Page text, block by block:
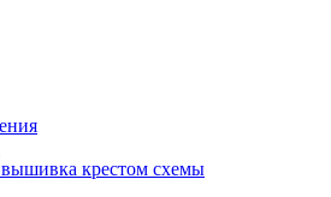
крестом схемы